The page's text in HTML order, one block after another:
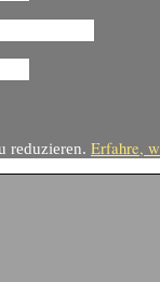
reduzieren. Erfahre,